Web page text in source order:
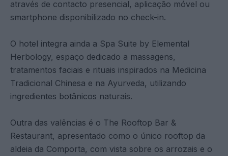
através de contacto presencial, aplicação móvel ou
smartphone disponibilizado no check-in.
O hotel integra ainda a Spa Suite by Elemental
Herbology, espaço dedicado a massagens,
tratamentos faciais e rituais inspirados na Medicina
Tradicional Chinesa e na Ayurveda, utilizando
ingredientes botânicos naturais.
Outra das valências é o The Rooftop Bar &
Restaurant, apresentado como o único rooftop da
aldeia da Comporta, com vista sobre os arrozais e o